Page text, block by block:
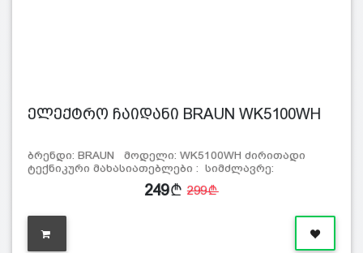
ელექტრო ჩაიდანი BRAUN WK5100WH
ბრენდი: BRAUN მოდელი: WK5100WH ძირითადი
ტექნიკური მახასიათებლები : სიმძლავრე:
249 299